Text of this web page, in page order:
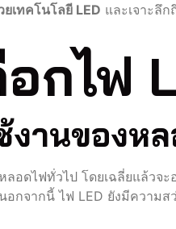
เทคโนโลยี LED และเจาะลึ
อกไฟ
านของห
ลอดไฟทั่วไป โดยเฉลี่ยแล้ว
อกจากนี้ ไฟ LED ยังมีควา